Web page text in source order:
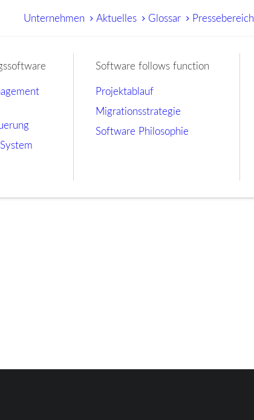
Unternehmen Aktuelles Glossar Pressebereich
Software follows function
Projektablauf
Migrationsstrategie
Software Philosophie